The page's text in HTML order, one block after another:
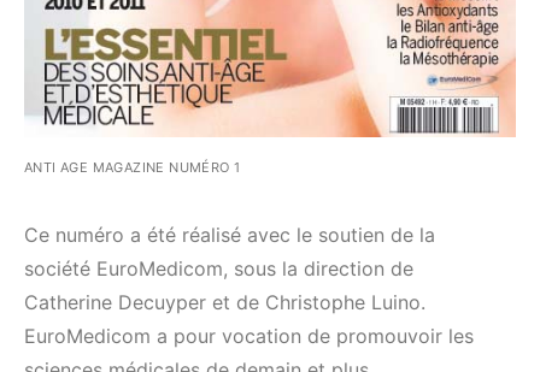
ANTI AGE MAGAZINE NUMÉRO 1
Ce numéro a été réalisé avec le soutien de la
société EuroMedicom, sous la direction de
Catherine Decuyper et de Christophe Luino.
EuroMedicom a pour vocation de promouvoir les